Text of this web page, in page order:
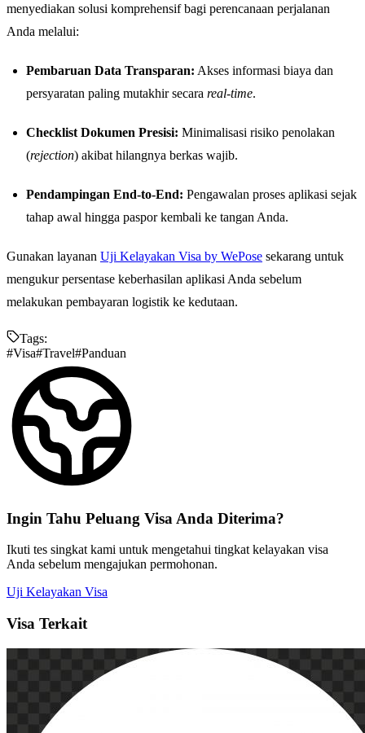
menyediakan solusi komprehensif bagi perencanaan perjalanan
Anda melalui:
Pembaruan Data Transparan: Akses informasi biaya dan
persyaratan paling mutakhir secara real-time.
Checklist Dokumen Presisi: Minimalisasi risiko penolakan
(rejection) akibat hilangnya berkas wajib.
Pendampingan End-to-End: Pengawalan proses aplikasi sejak
tahap awal hingga paspor kembali ke tangan Anda.
Gunakan layanan Uji Kelayakan Visa by WePose sekarang untuk
mengukur persentase keberhasilan aplikasi Anda sebelum
melakukan pembayaran logistik ke kedutaan.
Tags:
#Visa#Travel#Panduan
Ingin Tahu Peluang Visa Anda Diterima?
Ikuti tes singkat kami untuk mengetahui tingkat kelayakan visa
Anda sebelum mengajukan permohonan.
Uji Kelayakan Visa
Visa Terkait